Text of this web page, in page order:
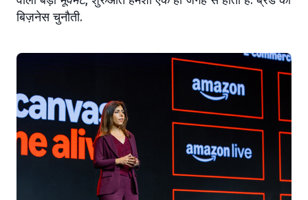
बिज़नेस चुनौती.